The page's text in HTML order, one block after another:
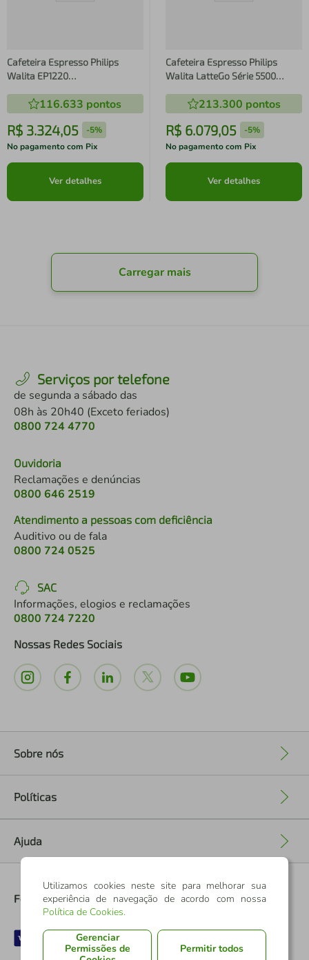
Cafeteira Espresso Philips
Walita EP1220
Preta
116.633 pontos
R$ 3.324,05 -5%
No pagamento com Pix
Ver detalhes
Cafeteira Espresso Philips
Walita LatteGo Série 5500
1400W – Preta/Cromada
213.300 pontos
R$ 6.079,05 -5%
No pagamento com Pix
Ver detalhes
Carregar mais
Serviços por telefone
de segunda a sábado das
08h às 20h40 (Exceto feriados)
0800 724 4770
Ouvidoria
Reclamações e denúncias
0800 646 2519
Atendimento a pessoas com deficiência
Auditivo ou de fala
0800 724 0525
SAC
Informações, elogios e reclamações
0800 724 7220
Nossas Redes Sociais
Sobre nós
Políticas
Ajuda
Formas de Pagamento
Utilizamos cookies neste site para melhorar sua
experiência de navegação de acordo com nossa
Política de Cookies.
Gerenciar
Permissões de
Permitir todos